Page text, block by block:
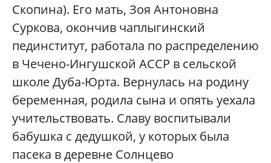
Скопина). Его мать, Зоя Антоновна
Суркова, окончив чаплыгинский
пединститут, работала по распределению
в Чечено-Ингушской АССР в сельской
школе Дуба-Юрта. Вернулась на родину
беременная, родила сына и опять уехала
учительствовать. Славу воспитывали
бабушка с дедушкой, у которых была
пасека в деревне Солнцево